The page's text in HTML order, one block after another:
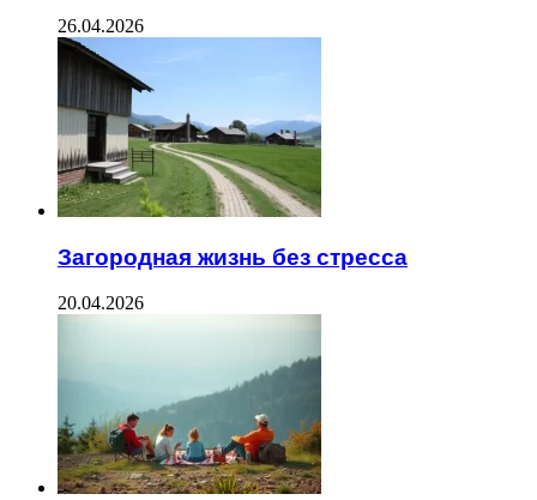
26.04.2026
Загородная жизнь без стресса
20.04.2026